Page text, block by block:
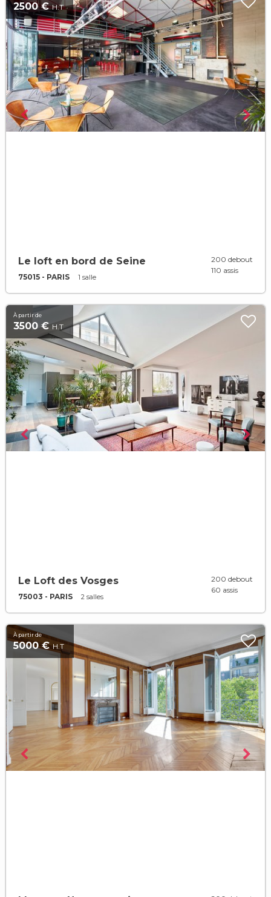
2500 €H.T
Le loft en bord de Seine
75015 - PARIS 1 salle
200 debout
110 assis
À partir de
3500 € H.T
Le Loft des Vosges
75003 - PARIS 2 salles
200 debout
60 assis
À partir de
5000 €H.T